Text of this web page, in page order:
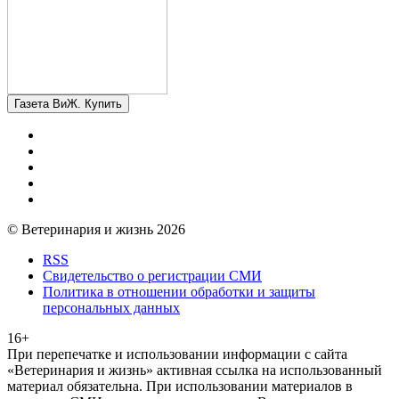
Газета ВиЖ. Купить
© Ветеринария и жизнь 2026
RSS
Свидетельство о регистрации СМИ
Политика в отношении обработки и защиты
персональных данных
16+
При перепечатке и использовании информации с сайта
«Ветеринария и жизнь» активная ссылка на использованный
материал обязательна. При использовании материалов в